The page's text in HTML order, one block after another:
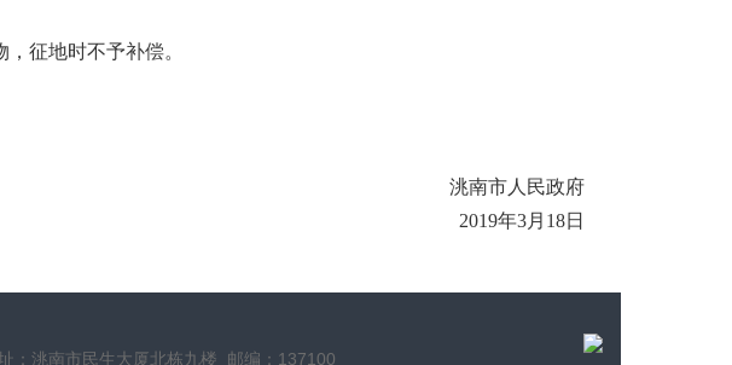
征地时不予补偿。
洮南市人民政府
2019年3月 18日
：洮南市民生大厦北栋九楼 邮编：137100